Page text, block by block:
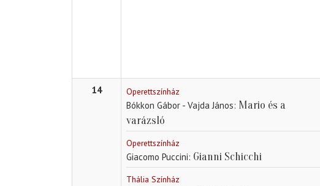
14 Operettszínház
Bókkon Gábor - Vajda János Mario és a
varázsló
Operettszínház
Giacomo Puccini Gianni Schicchi
Thália Színház